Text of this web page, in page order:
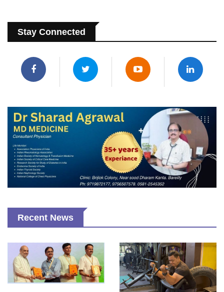
Stay Connected
Recent News